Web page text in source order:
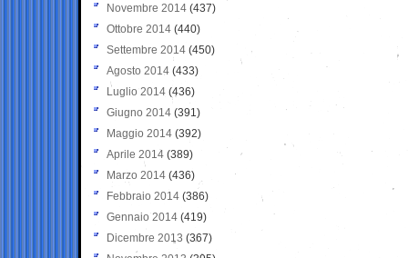
Novembre 2014 (437)
Ottobre 2014 (440)
Settembre 2014 (450)
Agosto 2014 (433)
Luglio 2014 (436)
Giugno 2014 (391)
Maggio 2014 (392)
Aprile 2014 (389)
Marzo 2014 (436)
Febbraio 2014 (386)
Gennaio 2014 (419)
Dicembre 2013 (367)